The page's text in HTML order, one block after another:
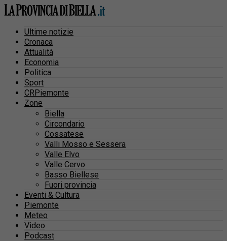
Ultime notizie
Cronaca
Attualità
Economia
Politica
Sport
CRPiemonte
Zone
Biella
Circondario
Cossatese
Valli Mosso e Sessera
Valle Elvo
Valle Cervo
Basso Biellese
Fuori provincia
Eventi & Cultura
Piemonte
Meteo
Video
Podcast